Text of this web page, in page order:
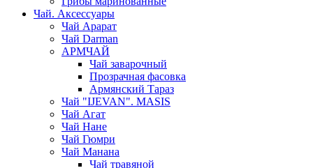
Чай. Аксессуары
Чай Арарат
Чай Darman
АРМЧАЙ
Чай заварочный
Прозрачная фасовка
Армянский Тараз
Чай "IJEVAN". MASIS
Чай Агат
Чай Нане
Чай Гюмри
Чай Манана
Чай травяной